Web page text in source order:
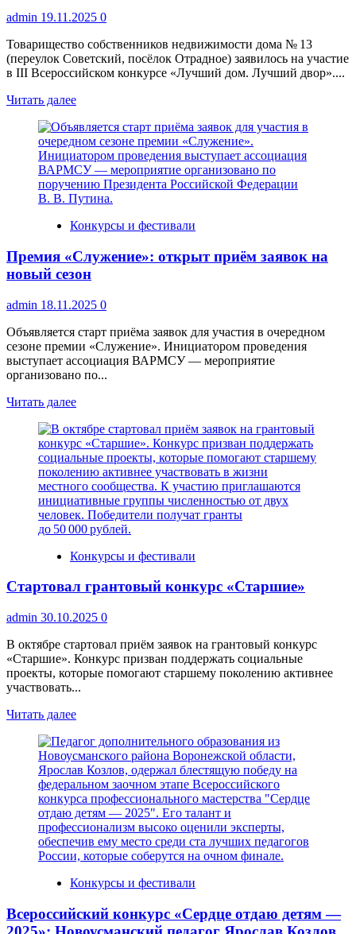
жителей
Воронежской
области
admin 19.11.2025 0
Товарищество собственников недвижимости дома № 13
(переулок Советский, посёлок Отрадное) заявилось на участие
в III Всероссийском конкурсе «Лучший дом. Лучший двор»....
Читать далееПрочитать
о
ТСН
дома
№ 13
участвует
в
«Лучший
Лучший
двор»
Конкурсы и фестивали
Премия «Служение»: открыт приём заявок на
новый сезон
admin 18.11.2025 0
Объявляется старт приёма заявок для участия в очередном
сезоне премии «Служение». Инициатором проведения
выступает ассоциация ВАРМСУ — мероприятие
организовано по...
Читать далееПрочитать
о
Премия
«Служение»:
открыт
приём
заявок
на
новый
Конкурсы и фестивали
Стартовал грантовый конкурс «Старшие»
admin 30.10.2025 0
В октябре стартовал приём заявок на грантовый конкурс
«Старшие». Конкурс призван поддержать социальные
проекты, которые помогают старшему поколению активнее
участвовать...
Читать далееПрочитать
о
Стартовал
грантовый
конкурс
«Старшие»
Конкурсы и фестивали
Всероссийский конкурс «Сердце отдаю детям —